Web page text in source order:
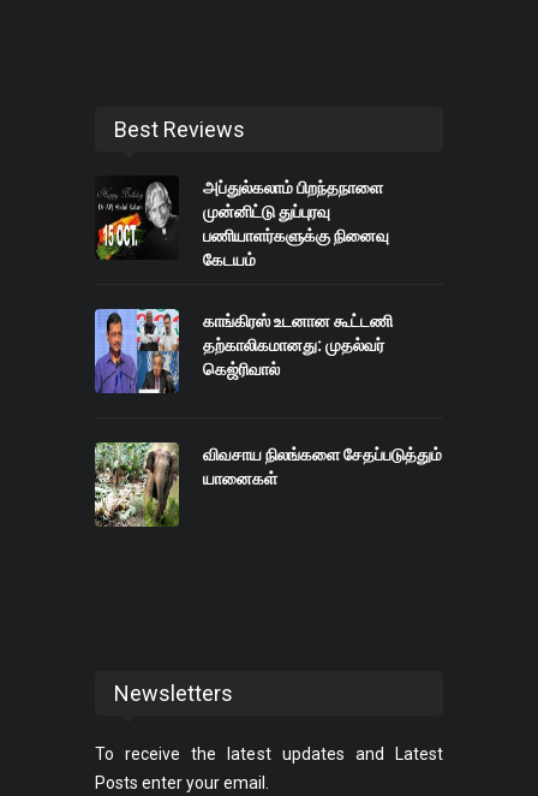
Best Reviews
அப்துல்கலாம் பிறந்தநாளை
முன்னிட்டு துப்புரவு
பணியாளர்களுக்கு நினைவு
கேடயம்
காங்கிரஸ் உடனான கூட்டணி
தற்காலிகமானது: முதல்வர்
கெஜ்ரிவால்
விவசாய நிலங்களை சேதப்படுத்தும்
யானைகள்
Newsletters
To receive the latest updates and Latest
Posts enter your email.